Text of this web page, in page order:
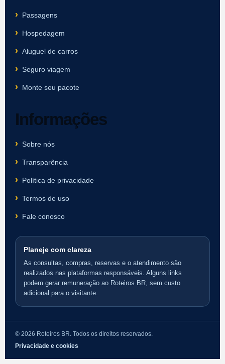
Passagens
Hospedagem
Aluguel de carros
Seguro viagem
Monte seu pacote
Informações
Sobre nós
Transparência
Política de privacidade
Termos de uso
Fale conosco
Planeje com clareza
As consultas, compras, reservas e o atendimento são
realizados nas plataformas responsáveis. Alguns links
podem gerar remuneração ao Roteiros BR, sem custo
adicional para o visitante.
© 2026 Roteiros BR. Todos os direitos reservados.
Privacidade e cookies